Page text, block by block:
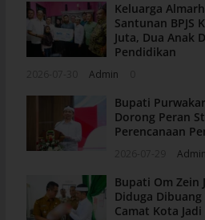
Keluarga
Santunan BPJS
Juta, Dua Anak
Pendidikan
Admin
Bupati
Dorong Peran
Perencanaan
Admin
Bupati Om Zein
Diduga
Camat Kota